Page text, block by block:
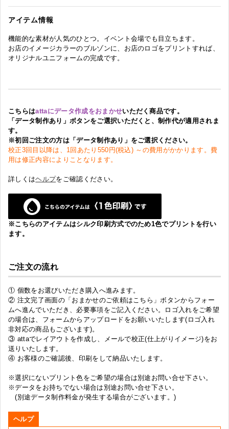
アイテム情報
機能的な素材が人気のひとつ。イベント会場でも目立ちます。
お店のイメージカラーのブルゾンに、お店のロゴをプリントすれば、
オリジナルユニフォームの完成です。
こちらはattaにデータ作成をおまかせいただく商品です。
「データ制作あり」ボタンをご選択いただくと、制作代が適用されま
す。
※初回ご注文の方は「データ制作あり」をご選択ください。
校正3回目以降は、1回あたり550円(税込) ～の費用がかかります。費
用は修正内容によりことなります。
詳しくはヘルプをご確認ください。
※こちらのアイテムはシルク印刷方式でのため1色でプリントを行い
ます。
ご注文の流れ
① 個数をお選びいただき購入へ進みます。
② 注文完了画面の「おまかせのご依頼はこちら」ボタンからフォー
ムへ進んでいただき、必要事項をご記入ください。ロゴ入れをご希望
の場合は、フォームからアップロードをお願いいたします(ロゴ入れ
非対応の商品もございます)。
③ attaでレイアウトを作成し、メールで校正(仕上がりイメージ)をお
送りいたします。
④ お客様のご確認後、印刷をして納品いたします。
※選択にないプリント色をご希望の場合は別途お問い合せ下さい。
※データをお持ちでない場合は別途お問い合せ下さい。
(別途データ制作料金が発生する場合がございます。)
ヘルプ